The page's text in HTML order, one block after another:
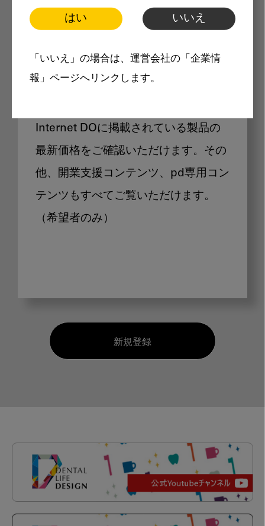
はい いいえ
「いいえ」の場合は、運営会社の「企業情
報」ページへリンクします。
製品価格も閲覧可能
Internet DOに掲載されている製品の
最新価格をご確認いただけます。その
他、開業支援コンテンツ、pd専用コン
テンツもすべてご覧いただけます。
（希望者のみ）
新規登録